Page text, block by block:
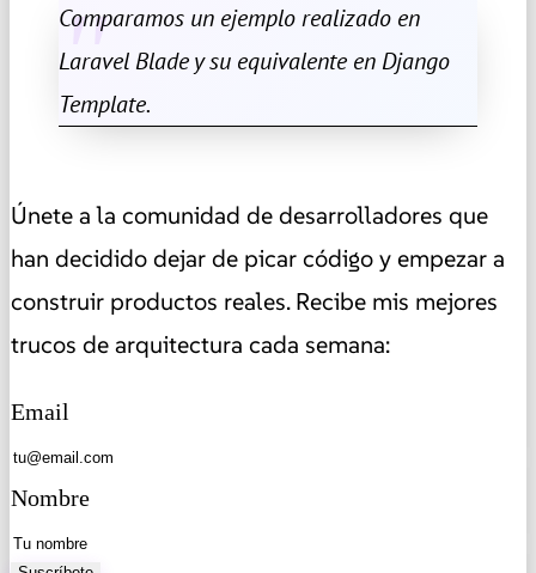
Comparamos un ejemplo realizado en
Laravel Blade y su equivalente en Django
Template.
Únete a la comunidad de desarrolladores que
han decidido dejar de picar código y empezar a
construir productos reales. Recibe mis mejores
trucos de arquitectura cada semana:
Email
Nombre